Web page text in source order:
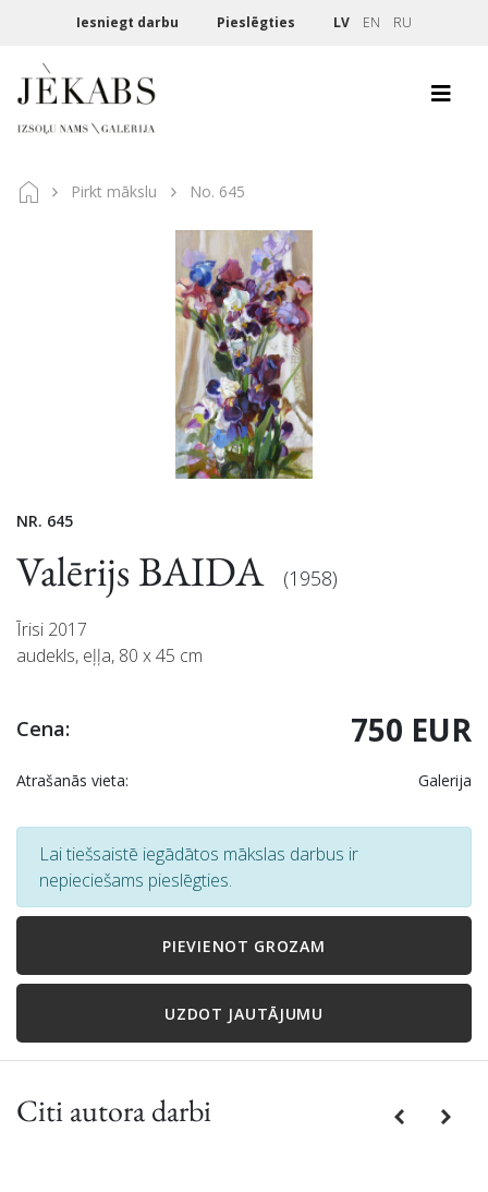
Iesniegt darbu Pieslēgties LV EN RU
Pirkt mākslu No. 645
NR. 645
Valērijs BAIDA (1958)
Īrisi 2017
audekls, eļļa, 80 x 45 cm
Cena: 750 EUR
Atrašanās vieta: Galerija
Lai tiešsaistē iegādātos mākslas darbus ir
nepieciešams pieslēgties.
PIEVIENOT GROZAM
UZDOT JAUTĀJUMU
Citi autora darbi PreviousNext